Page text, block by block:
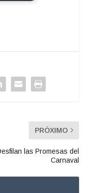
PRÓXIMO
las Promesas del
Carnaval